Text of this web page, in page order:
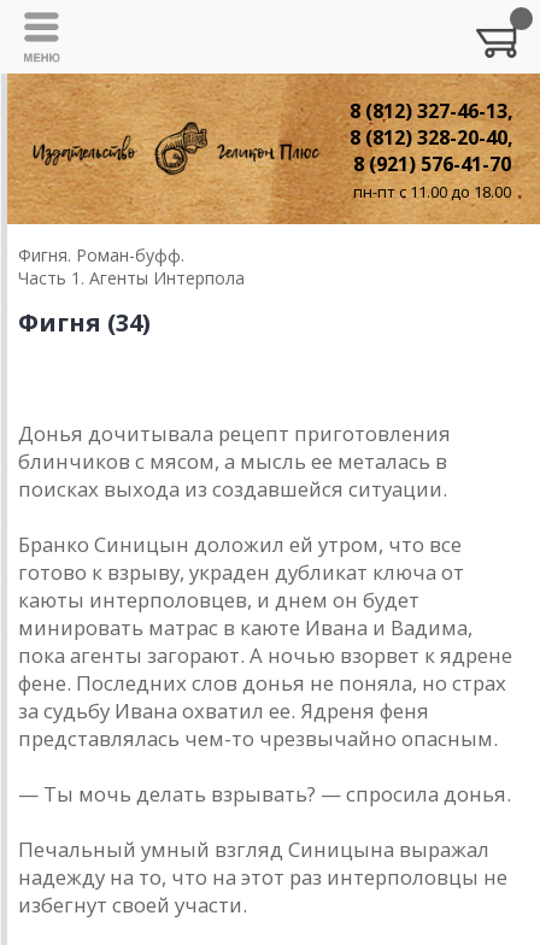
8 (812) 327-46-13,
8 (812) 328-20-40,
8 (921) 576-41-70
пн-пт с 11.00 до 18.00
Фигня. Роман-буфф.
Часть 1. Агенты Интерпола
Фигня (34)
Донья дочитывала рецепт приготовления
блинчиков с мясом, а мысль ее металась в
поисках выхода из создавшейся ситуации.
Бранко Синицын доложил ей утром, что все
готово к взрыву, украден дубликат ключа от
каюты интерполовцев, и днем он будет
минировать матрас в каюте Ивана и Вадима,
пока агенты загорают. А ночью взорвет к ядрене
фене. Последних слов донья не поняла, но страх
за судьбу Ивана охватил ее. Ядреня феня
представлялась чем-то чрезвычайно опасным.
— Ты мочь делать взрывать? — спросила донья.
Печальный умный взгляд Синицына выражал
надежду на то, что на этот раз интерполовцы не
избегнут своей участи.